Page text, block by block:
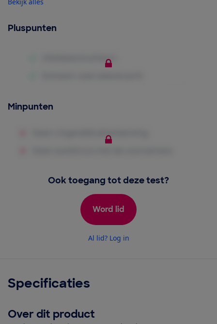
Pluspunten
Minpunten
Ook toegang tot deze test?
Word lid
Al lid? Log in
Specificaties
Over dit product